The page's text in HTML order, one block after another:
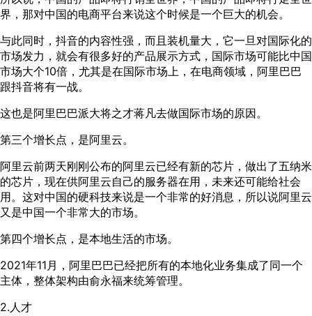
界，那对中国的电商平台来说这个时候是一个巨大的机会。
与此同时，抖音的内容性强，而且装机量大，它一旦对国际化的
市场发力，就会有很多好的产品展示方式，国际市场可能比中国
市场大个10倍，尤其是在国际市场上，在电商领域，阿里巴巴
跟抖音将有一战。
这也是阿里巴巴派大将之才蒋凡去做国际市场的原因。
第三个增长点，是阿里云。
阿里云前两天刚刚公布的阿里云已经有新的芯片，做出了五纳米
的芯片，现在供阿里云自己的服务器在用，未来还可能给社会
用。这对中国的硬科技来说是一个非常的好消息，所以说阿里云
又是中国一个非常大的市场。
第四个增长点，是本地生活的市场。
2021年11月，阿里巴巴已经把所有的本地化业务集成了同一个
主体，整体架构由俞永福来统筹管理。
2.人才